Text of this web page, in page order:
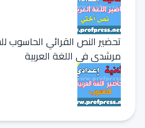
تحضير النص القرائي الحاسوب
مرشدي في اللغة العربية